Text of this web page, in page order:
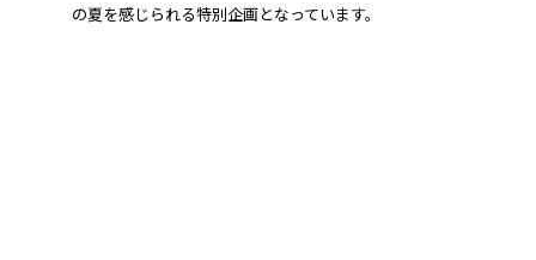
の夏を感じられる特別企画となっています。